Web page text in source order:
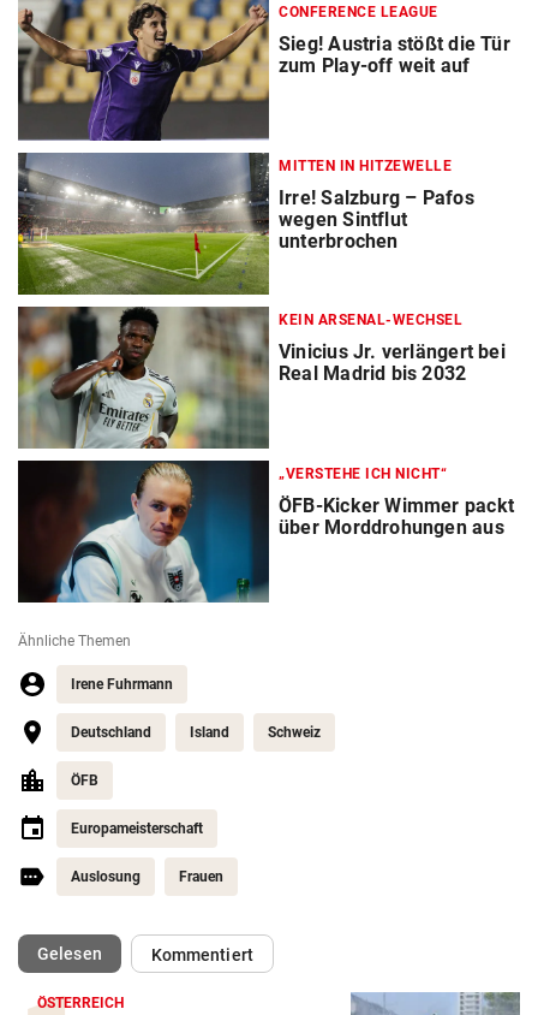
CONFERENCE LEAGUE
Sieg! Austria stößt die Tür
zum Play-off weit auf
MITTEN IN HITZEWELLE
Irre! Salzburg – Pafos
wegen Sintflut
unterbrochen
KEIN ARSENAL-WECHSEL
Vinicius Jr. verlängert bei
Real Madrid bis 2032
„VERSTEHE ICH NICHT“
ÖFB-Kicker Wimmer packt
über Morddrohungen aus
Ähnliche Themen
Irene Fuhrmann
Deutschland Island Schweiz
ÖFB
Europameisterschaft
Auslosung Frauen
Gelesen(ausgewählt)Kommentiert
ÖSTERREICH